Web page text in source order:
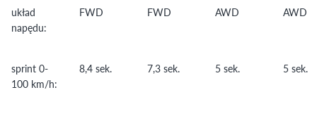
układ
napędu:
FWD FWD AWD AWD
sprint 0-
100 km/h:
8,4 sek. 7,3 sek. 5 sek. 5 sek.